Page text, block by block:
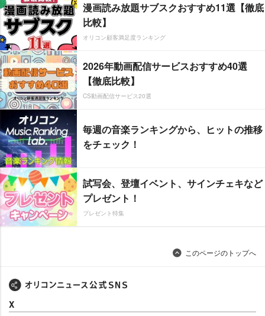
漫画読み放題サブスクおすすめ11選【徹底
比較】
オリコン顧客満足度ランキング
2026年動画配信サービスおすすめ40選
【徹底比較】
CS動画配信サービス20選
毎週の音楽ランキングから、ヒットの推移
をチェック！
試写会、登壇イベント、サインチェキなど
プレゼント！
プレゼント特集
このページのトップへ
X